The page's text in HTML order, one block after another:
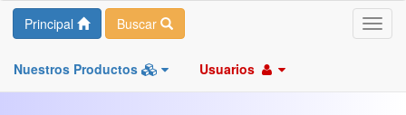
Principal Buscar
Nuestros Productos Usuarios